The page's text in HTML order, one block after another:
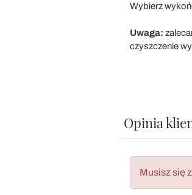
Wybierz
Uwaga:
czyszczenie
Opinia
Musisz się